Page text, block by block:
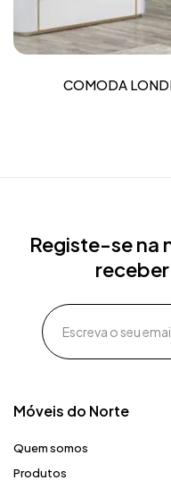
COMODA
Móveis do Norte​
Quem somos
Produtos
Registe-se na